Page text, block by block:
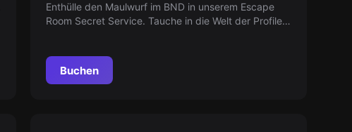
Enthülle den Maulwurf im BND in unserem Escape
Room Secret Service. Tauche in die Welt der Profiler
Buchen